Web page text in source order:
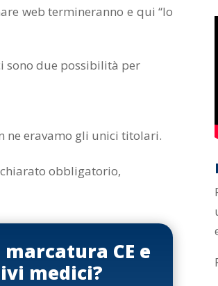
web termineranno e qui “lo
sono due possibilità per
ne eravamo gli unici titolari.
obbligatorio,
CE e
medici?